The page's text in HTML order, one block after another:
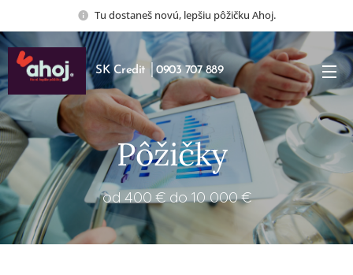
Tu dostaneš novú, lepšiu pôžičku Ahoj.
SK Credit │0903 707 889
Pôžičky
od 400 € do 10 000 €